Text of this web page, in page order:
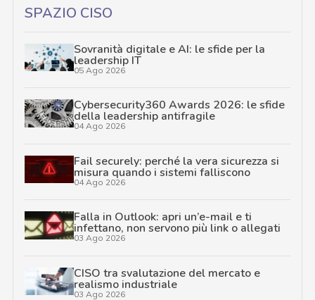
SPAZIO CISO
Sovranità digitale e AI: le sfide per la
leadership IT
05 Ago 2026
Cybersecurity360 Awards 2026: le sfide
della leadership antifragile
04 Ago 2026
Fail securely: perché la vera sicurezza si
misura quando i sistemi falliscono
04 Ago 2026
Falla in Outlook: apri un’e-mail e ti
infettano, non servono più link o allegati
03 Ago 2026
CISO tra svalutazione del mercato e
realismo industriale
03 Ago 2026